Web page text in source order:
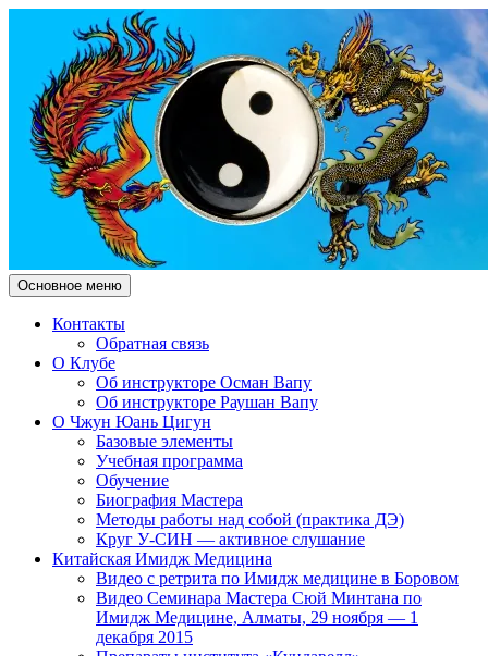
Чжун Юань Цигун Клуб
"Здесь и Сейчас"
Поиск
Основное меню Перейти
к
Контакты
Обратная связь
О Клубе
Об инструкторе Осман Вапу
Об инструкторе Раушан Вапу
О Чжун Юань Цигун
Базовые элементы
Учебная программа
Обучение
Биография Мастера
Методы работы над собой (практика ДЭ)
Круг У-СИН — активное слушание
Китайская Имидж Медицина
Видео с ретрита по Имидж медицине в Боровом
Видео Семинара Мастера Сюй Минтана по
Имидж Медицине, Алматы, 29 ноября — 1
декабря 2015